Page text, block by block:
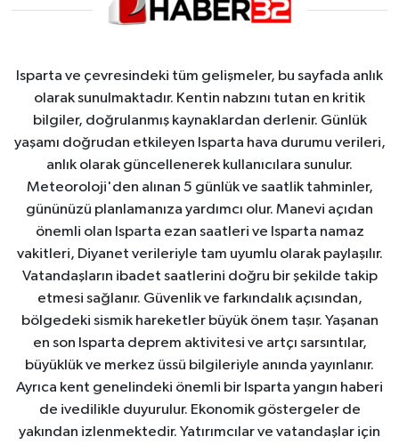
Isparta ve çevresindeki tüm gelişmeler, bu sayfada anlık
olarak sunulmaktadır. Kentin nabzını tutan en kritik
bilgiler, doğrulanmış kaynaklardan derlenir. Günlük
yaşamı doğrudan etkileyen Isparta hava durumu verileri,
anlık olarak güncellenerek kullanıcılara sunulur.
Meteoroloji'den alınan 5 günlük ve saatlik tahminler,
gününüzü planlamanıza yardımcı olur. Manevi açıdan
önemli olan Isparta ezan saatleri ve Isparta namaz
vakitleri, Diyanet verileriyle tam uyumlu olarak paylaşılır.
Vatandaşların ibadet saatlerini doğru bir şekilde takip
etmesi sağlanır. Güvenlik ve farkındalık açısından,
bölgedeki sismik hareketler büyük önem taşır. Yaşanan
en son Isparta deprem aktivitesi ve artçı sarsıntılar,
büyüklük ve merkez üssü bilgileriyle anında yayınlanır.
Ayrıca kent genelindeki önemli bir Isparta yangın haberi
de ivedilikle duyurulur. Ekonomik göstergeler de
yakından izlenmektedir. Yatırımcılar ve vatandaşlar için